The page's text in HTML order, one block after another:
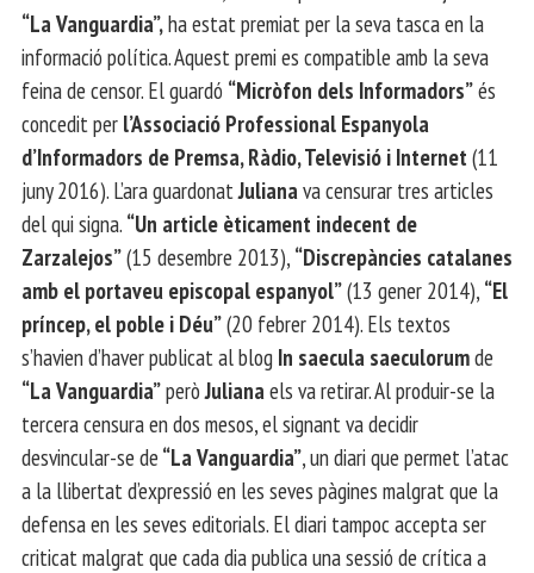
“La Vanguardia”,ha estat premiat per la seva tasca en la
informació política. Aquest premi es compatible amb la seva
feina de censor. El guardó “Micròfon dels Informadors”és
concedit per l’Associació Professional Espanyola
d’Informadors de Premsa, Ràdio, Televisió i Internet (11
juny 2016). L’ara guardonatJuliana va censurar tres articles
del qui signa. “Un article èticament indecent de
Zarzalejos”(15 desembre 2013), “Discrepàncies catalanes
amb el portaveu episcopal espanyol”(13 gener 2014), “El
príncep, el poble i Déu”(20 febrer 2014). Els textos
s’havien d’haver publicat al blog In saecula saeculorumde
“La Vanguardia”peròJuliana els va retirar. Al produir-se la
tercera censura en dos mesos, el signant va decidir
desvincular-se de “La Vanguardia”, un diari que permet l’atac
a la llibertat d’expressió en les seves pàgines malgrat que la
defensa en les seves editorials. El diari tampoc accepta ser
criticat malgrat que cada dia publica una sessió de crítica a